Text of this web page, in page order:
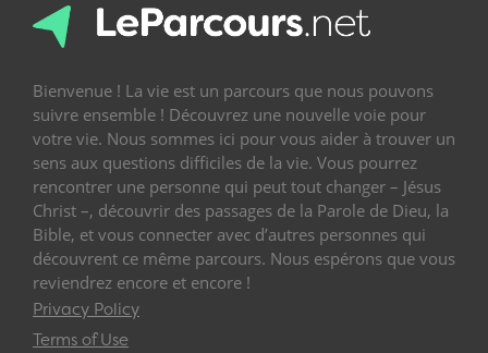
Bienvenue ! La vie est un parcours que nous pouvons
suivre ensemble ! Découvrez une nouvelle voie pour
votre vie. Nous sommes ici pour vous aider à trouver un
sens aux questions difficiles de la vie. Vous pourrez
rencontrer une personne qui peut tout changer – Jésus
Christ –, découvrir des passages de la Parole de Dieu, la
Bible, et vous connecter avec d’autres personnes qui
découvrent ce même parcours. Nous espérons que vous
reviendrez encore et encore !
Privacy Policy
Terms of Use